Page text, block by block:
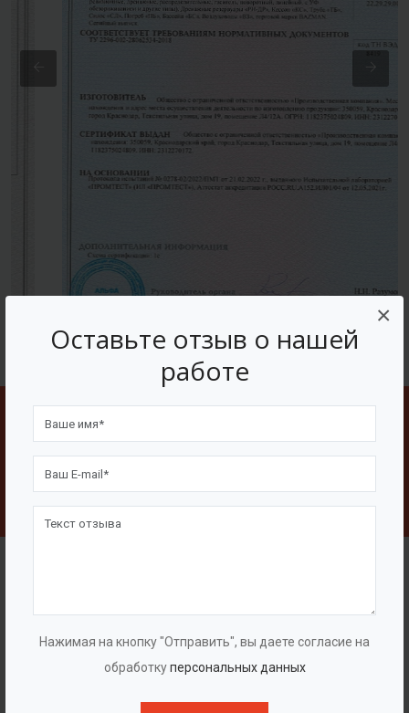
Оставьте отзыв о нашей
работе
Нажимая на кнопку "Отправить", вы даете согласие на
обработкуперсональных данных
×
Свяжитесь с нами
Написать